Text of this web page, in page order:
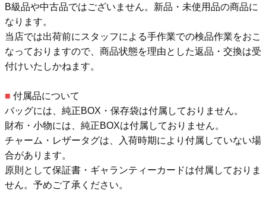
B級品や中古品ではございません。新品・未使用品の商品に
なります。
当店では出荷前にスタッフによる手作業での検品作業をおこ
なっておりますので、商品状態を理由とした返品・交換は受
付けいたしかねます。
■ 付属品について
バッグには、純正BOX・保存袋は付属しておりません。
財布・小物には、純正BOXは付属しておりません。
チャーム・レザータグは、入荷時期により付属していない場
合があります。
原則として保証書・ギャランティーカードは付属しておりま
せん。予めご了承ください。